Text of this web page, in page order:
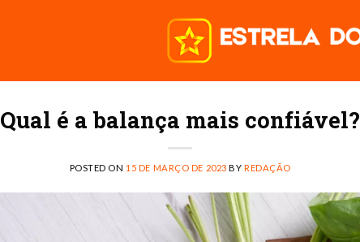
Qual é a balança mais confiável?
POSTED ON 15 DE MARÇO DE 2023 BYREDAÇÃO